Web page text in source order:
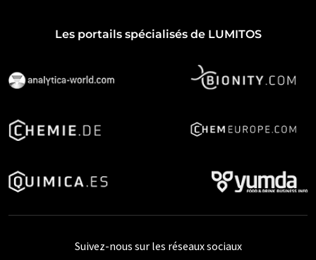
Les portails spécialisés de LUMITOS
Suivez-nous sur les réseaux sociaux